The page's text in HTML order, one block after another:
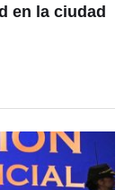
en la ciudad